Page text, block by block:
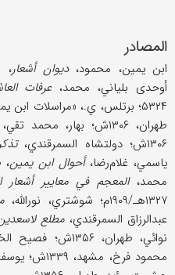
المصادر
ابن یمین، محمود،دیوان أشعار
أوحدی بلیاني، محمد،عرفات
۵۳۲۴؛ برتلس، ي.، «مراسلات ابن یمین»، تجـ: طالب‌زاده سردادور،
طهران، ۱۳۰۶ش؛ بهار، محمد تقي، «مراسلۀ ابن یمین»،
۱۳۰۶ش؛ دولتشاه السمرقندي،
یاسمي، غلام‌رضا،أحوال ابن یمین
محمد،المعجم في معاییر أشعار
۱۳۲۷هـ/۱۹۰۹م؛ شوشتري، نورالله،
عبدالرزاق السمرقندي، مطلع
نوائي، طهران، ۱۳۵۶ش؛ فصیح الخوافي، أحمد،
محمود فرخ، مشهد، ۱۳۳۹ش؛ یوسف أهل، جلال‌الدین،